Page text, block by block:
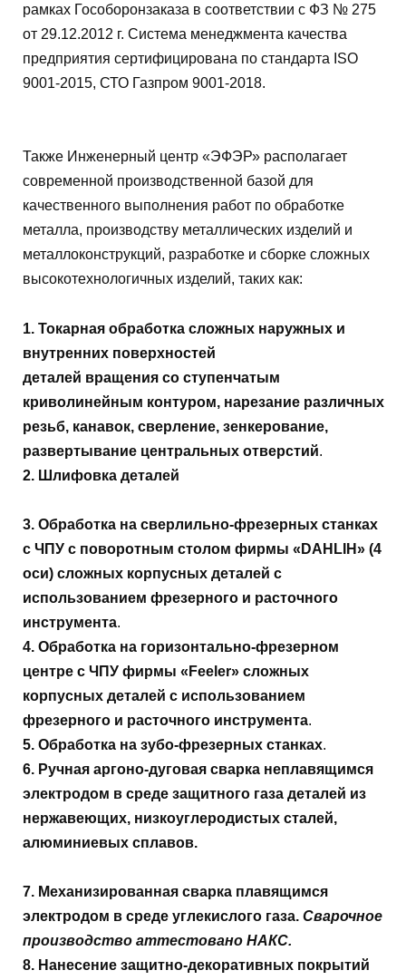
рамках Гособоронзаказа в соответствии с ФЗ № 275
от 29.12.2012 г. Система менеджмента качества
предприятия сертифицирована по стандарта ISO
9001-2015, СТО Газпром 9001-2018.
Также Инженерный центр «ЭФЭР» располагает
современной производственной базой для
качественного выполнения работ по обработке
металла, производству металлических изделий и
металлоконструкций, разработке и сборке сложных
высокотехнологичных изделий, таких как:
1. Токарная обработка сложных наружных и
внутренних поверхностей
деталей вращения со ступенчатым
криволинейным контуром, нарезание различных
резьб, канавок, сверление, зенкерование,
развертывание центральных отверстий.
2. Шлифовка деталей
3. Обработка на сверлильно-фрезерных станках
с ЧПУ с поворотным столом фирмы «DAHLIH» (4
оси) сложных корпусных деталей с
использованием фрезерного и расточного
инструмента.
4. Обработка на горизонтально-фрезерном
центре с ЧПУ фирмы «Feeler» сложных
корпусных деталей с использованием
фрезерного и расточного инструмента.
5. Обработка на зубо-фрезерных станках.
6. Ручная аргоно-дуговая сварка неплавящимся
электродом в среде защитного газа деталей из
нержавеющих, низкоуглеродистых сталей,
алюминиевых сплавов.
7. Механизированная сварка плавящимся
электродом в среде углекислого газа. Сварочное
производство аттестовано НАКС.
8. Нанесение защитно-декоративных покрытий